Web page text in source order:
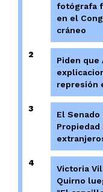
fotógrafa
en el
cráneo
2
Piden que
represión
3
El
Propiedad
4
Victoria
Quirno